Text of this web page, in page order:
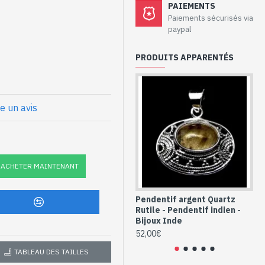
Pendentif
Rutile
sur une monture en argent
: 41mm x 25mm approx
Quartz Rutile
un avis
ACHETER MAINTENANT
TABLEAU DES TAILLES
PAIEMENTS
Paiements sécurisés via
paypal
PRODUITS APPARENTÉS
Pendentif argent Quartz
Rutile - Pendentif indien -
Bijoux Inde
52,00€